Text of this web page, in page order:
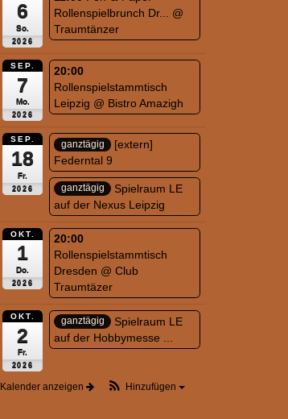
6
So.
2026
Rollenspielbrunch Dr... @
Traumtänzer
SEP.
7
Mo.
2026
20:00
Rollenspielstammtisch
Leipzig @ Bistro Amazigh
SEP.
18
Fr.
2026
ganztägig
[extern]
Federntal 9
ganztägig
Spielraum LE
auf der Nexus Leipzig
OKT.
1
Do.
2026
20:00
Rollenspielstammtisch
Dresden @ Club
Traumtäzer
OKT.
2
Fr.
2026
ganztägig
Spielraum LE
auf der Hobbymesse ...
Kalender anzeigen Hinzufügen